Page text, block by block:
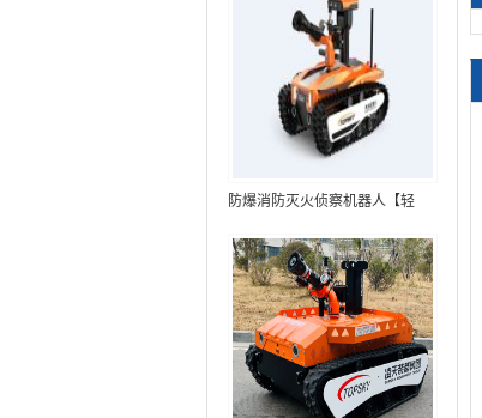
制+水炮跟踪火焰）RXR-
MC80BD（第8代）
防爆消防灭火侦察机器人【轻
装置+语音控制+跟随功能+5G控
制+水炮跟踪火焰+自主导航）